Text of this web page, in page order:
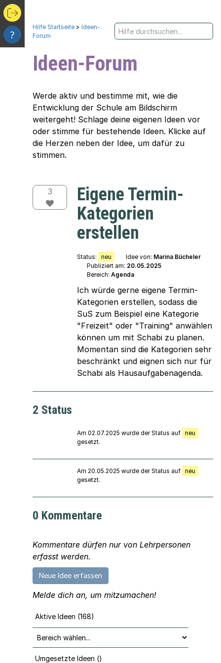
?
Hilfe Startseite > Ideen-
Forum
Ideen-Forum
Werde aktiv und bestimme mit, wie die
Entwicklung der Schule am Bildschirm
weitergeht! Schlage deine eigenen Ideen vor
oder stimme für bestehende Ideen. Klicke auf
die Herzen neben der Idee, um dafür zu
stimmen.
3
Eigene Termin-
Kategorien
erstellen
Status: neu Idee von: Marina Bücheler
Publiziert am: 20.05.2025
Bereich: Agenda
Ich würde gerne eigene Termin-
Kategorien erstellen, sodass die
SuS zum Beispiel eine Kategorie
"Freizeit" oder "Training" anwählen
können um mit Schabi zu planen.
Momentan sind die Kategorien sehr
beschränkt und eignen sich nur für
Schabi als Hausaufgabenagenda.
2 Status
Am 02.07.2025 wurde der Status auf neu
gesetzt.
Am 20.05.2025 wurde der Status auf neu
gesetzt.
0 Kommentare
Kommentare dürfen nur von Lehrpersonen
erfasst werden.
Neue Idee erfassen
Melde dich an, um mitzumachen!
Aktive Ideen (168)
Umgesetzte Ideen ()